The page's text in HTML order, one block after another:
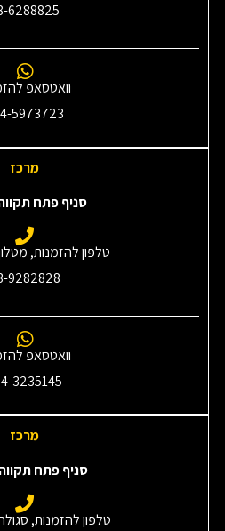
6288825
וואטסאפ
5973723
מרכז
סניף פתח
טלפון להזמנות,
9282828
וואטסאפ
3235145‎
מרכז
סניף פתח
טלפון להזמנות,